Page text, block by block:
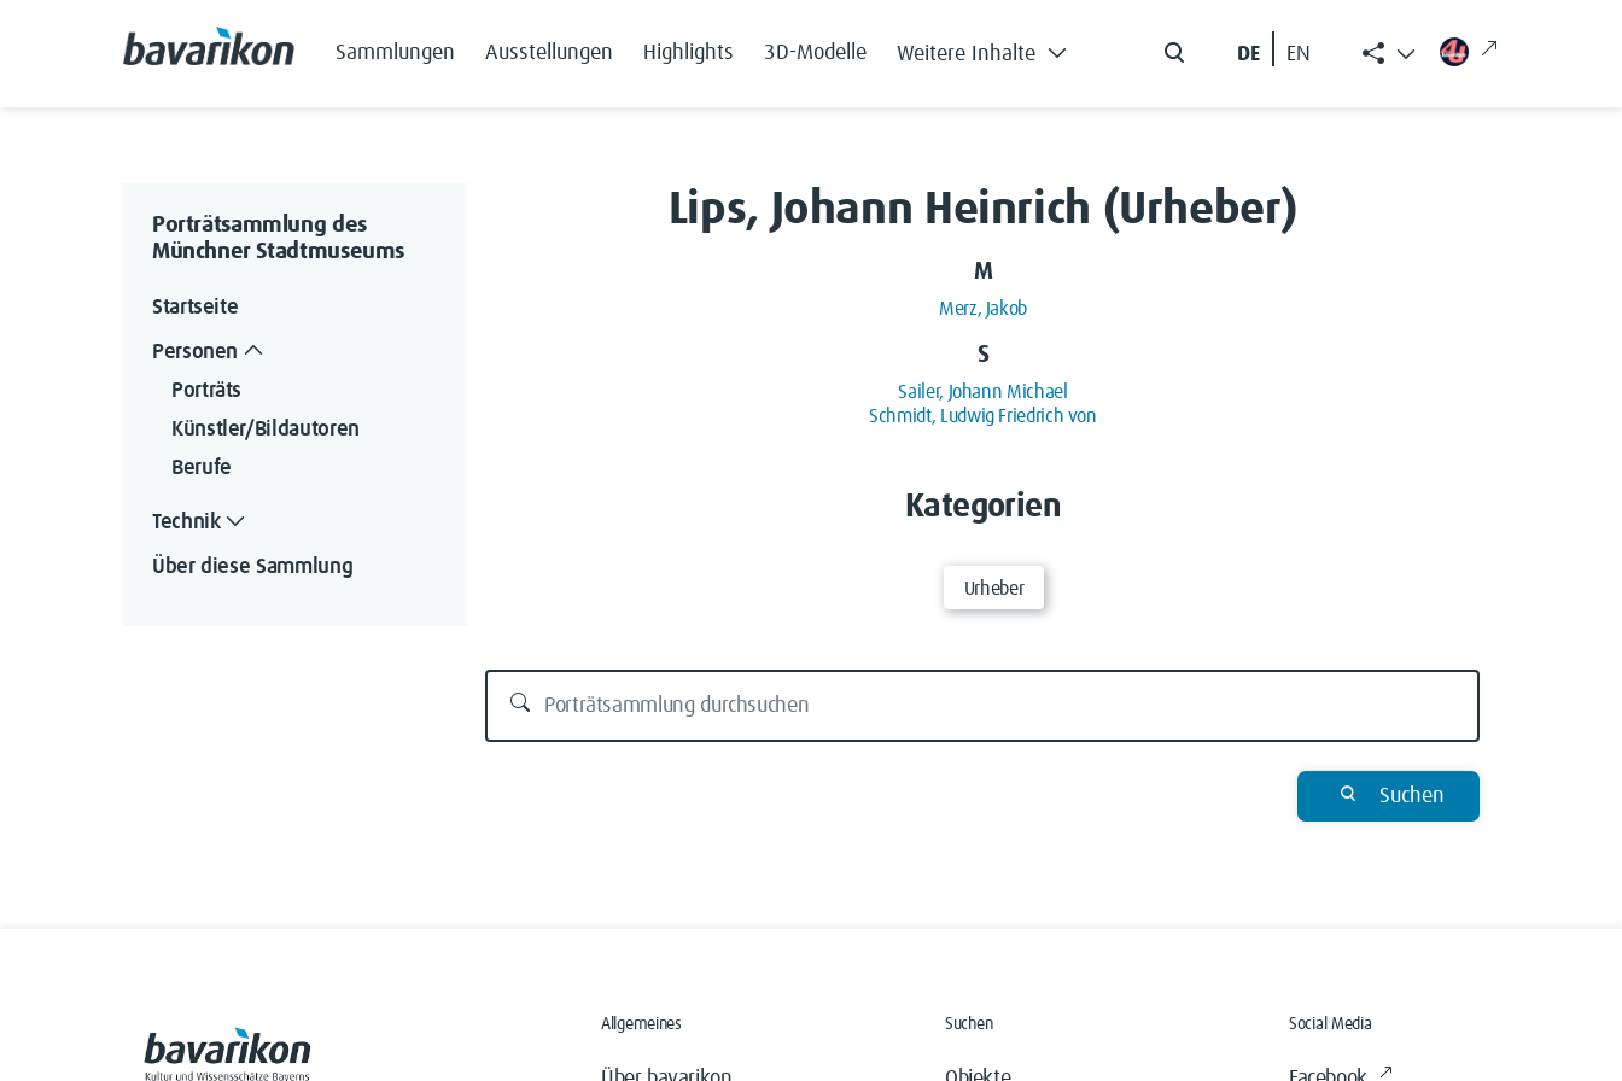
Sammlungen Ausstellungen Highlights 3D-Modelle Weitere Inhalte DE EN
Lips, Johann Heinrich (Urheber)
M
Merz, Jakob
S
Sailer, Johann Michael
Schmidt, Ludwig Friedrich von
Kategorien
Urheber
Suchen
Porträtsammlung des
Münchner Stadtmuseums
Startseite
Personen
Porträts
Künstler/Bildautoren
Berufe
Technik
Über diese Sammlung
Allgemeines Suchen Social Media